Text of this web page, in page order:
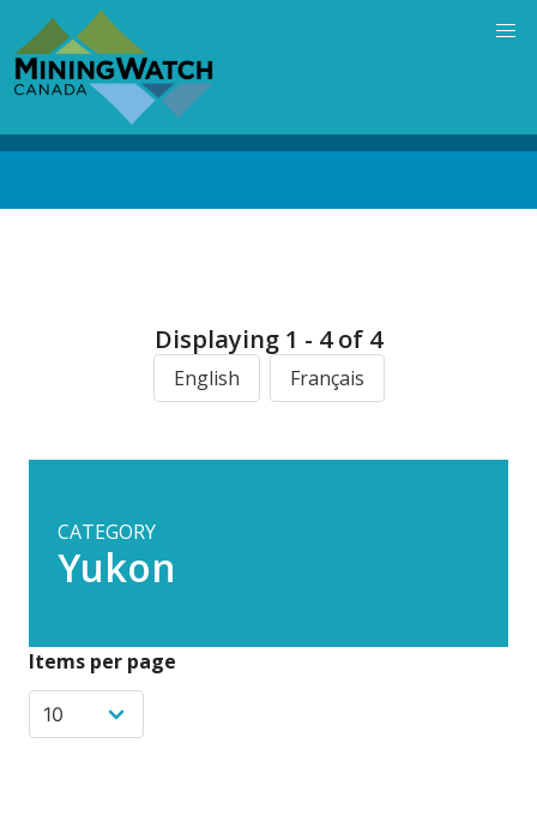
main
content
Displaying 1 - 4 of 4
English Français
CATEGORY
Yukon
Items per page